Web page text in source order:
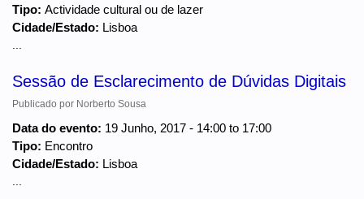
Tipo: Actividade cultural ou de lazer
Cidade/Estado: Lisboa
Sessão de Esclarecimento de Dúvidas Digitais
Publicado por Norberto Sousa
Data do evento: 19 Junho, 2017 - 14:00 to 17:00
Tipo: Encontro
Cidade/Estado: Lisboa